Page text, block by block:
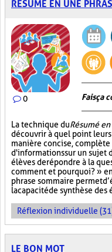
RÉSUMÉ EN UNE
0 Fais ça
La technique duRésumé
découvrir à quel point
manière concise,
d'informations sur un sujet
élèves de répondre à la
comment et pourquoi? »
phrase sommaire permet
la capacité de synthèse des
Réflexion individuelle
LE BON MOT